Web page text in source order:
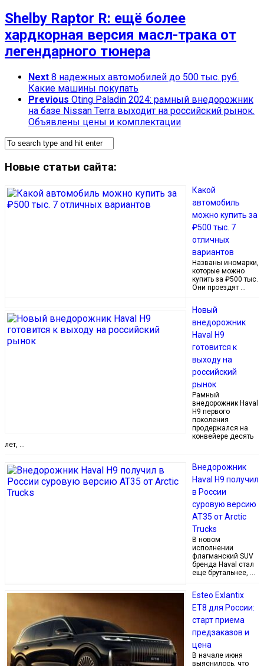
Shelby Raptor R: ещё более
хардкорная версия масл-трака от
легендарного тюнера
Next 8 надежных автомобилей до 500 тыс. руб.
Какие машины покупать
Previous Oting Paladin 2024: рамный внедорожник
на базе Nissan Terra выходит на российский рынок.
Объявлены цены и комплектации
Новые статьи сайта:
Какой
автомобиль
можно купить за
₽500 тыс. 7
отличных
вариантов
Названы иномарки,
которые можно
купить за ₽500 тыс.
Они проездят …
Новый
внедорожник
Haval H9
готовится к
выходу на
российский
рынок
Рамный
внедорожник Haval
H9 первого
поколения
продержался на
конвейере десять
лет, …
Внедорожник
Haval H9 получил
в России
суровую версию
AT35 от Arctic
Trucks
В новом
исполнении
флагманский SUV
бренда Haval стал
еще брутальнее, …
Esteo Exlantix
ET8 для России:
старт приема
предзаказов и
цена
В начале июня
выяснилось, что